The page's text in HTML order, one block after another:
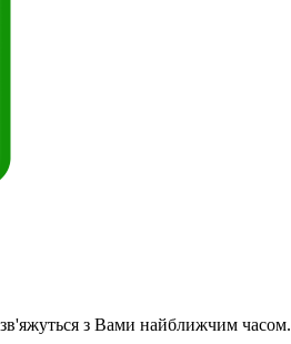
з Вами найближчим часом.